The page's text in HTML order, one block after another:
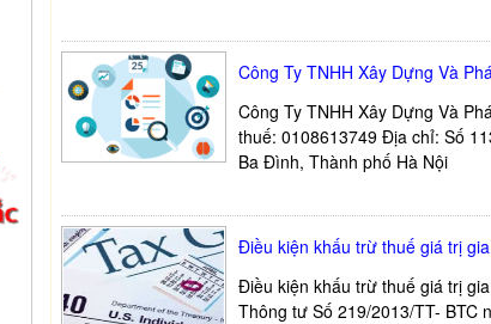
Công Ty TNHH Xây Dựng Và
Công Ty TNHH Xây Dựng Và
thuế: 0108613749 Địa chỉ: Số
Ba Đình, Thành phố Hà Nội
Điều kiện khấu trừ thuế giá trị
Điều kiện khấu trừ thuế giá trị
Thông tư Số 219/2013/TT- BTC